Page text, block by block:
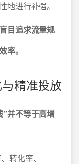
地进行补强。
目追求流量规
率。
精准投放
”并不等于高增
转化率、